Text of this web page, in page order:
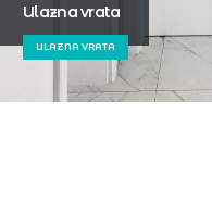
Ulazna vrata
ULAZNA VRATA